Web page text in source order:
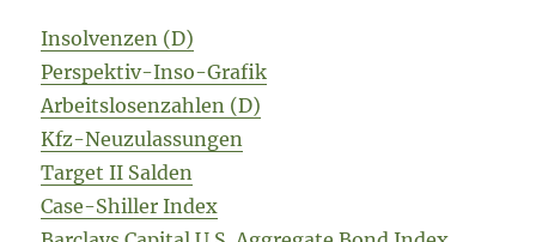
Insolvenzen (D)
Perspektiv-Inso-Grafik
Arbeitslosenzahlen (D)
Kfz-Neuzulassungen
Target II Salden
Case-Shiller Index